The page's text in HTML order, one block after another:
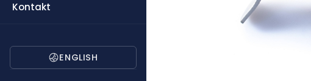
Kontakt
ENGLISH